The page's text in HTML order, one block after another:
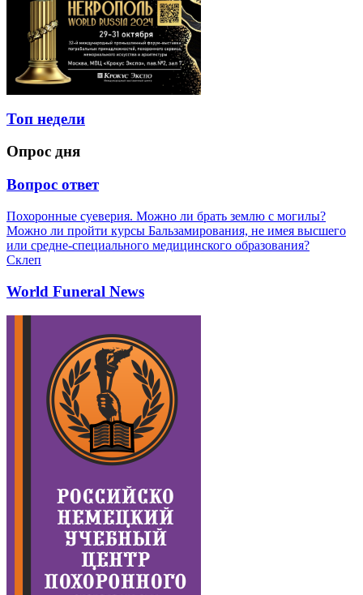
Топ недели
Опрос дня
Вопрос ответ
Похоронные суеверия. Можно ли брать землю с могилы?
Можно ли пройти курсы Бальзамирования, не имея высшего
или средне-специального медицинского образования?
Склеп
World Funeral News